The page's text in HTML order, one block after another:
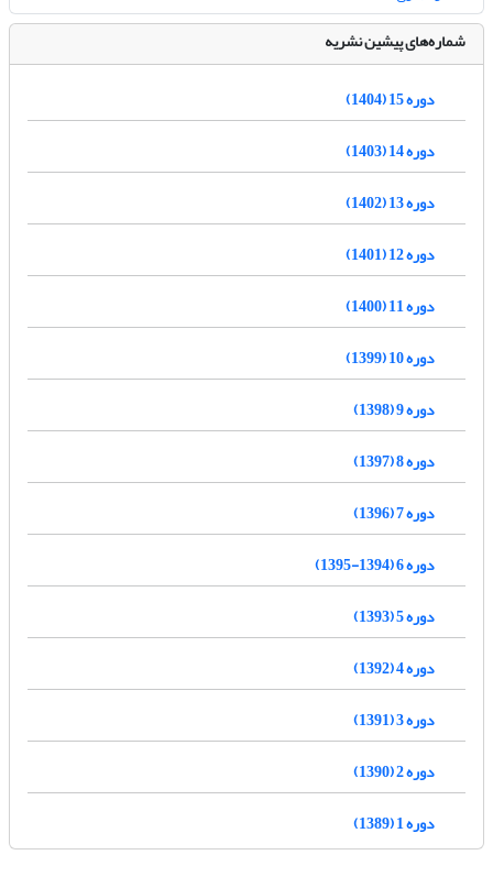
شماره‌های پیشین نشریه
دوره 15 (1404)
دوره 14 (1403)
دوره 13 (1402)
دوره 12 (1401)
دوره 11 (1400)
دوره 10 (1399)
دوره 9 (1398)
دوره 8 (1397)
دوره 7 (1396)
دوره 6 (1394-1395)
دوره 5 (1393)
دوره 4 (1392)
دوره 3 (1391)
دوره 2 (1390)
دوره 1 (1389)